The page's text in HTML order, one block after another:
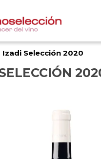
Izadi Selección 2020